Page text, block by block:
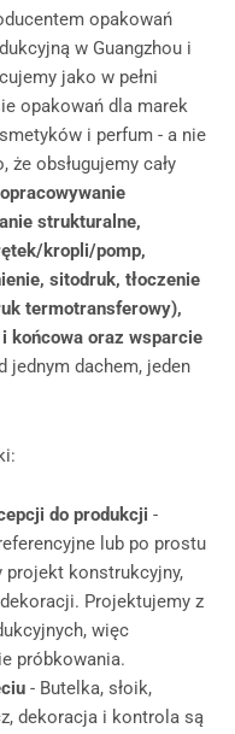
opakowań
w Guangzhou i
jako w pełni
opakowań dla marek
i perfum - a nie
obsługujemy cały
opracowywanie
strukturalne,
kropli/pomp,
sitodruk, tłoczenie
termotransferowy),
końcowa oraz wsparcie
jednym dachem, jeden
do produkcji -
lub po prostu
projekt konstrukcyjny,
Projektujemy z
więc
próbkowania.
- Butelka, słoik,
dekoracja i kontrola są